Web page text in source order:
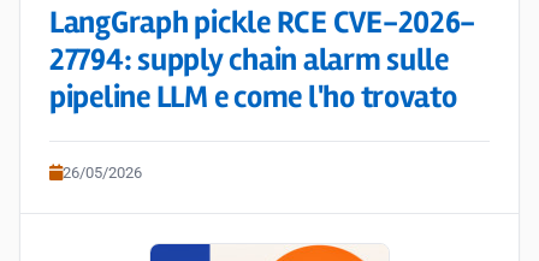
LangGraph pickle RCE CVE-2026-
27794: supply chain alarm sulle
pipeline LLM e come l'ho trovato
26/05/2026